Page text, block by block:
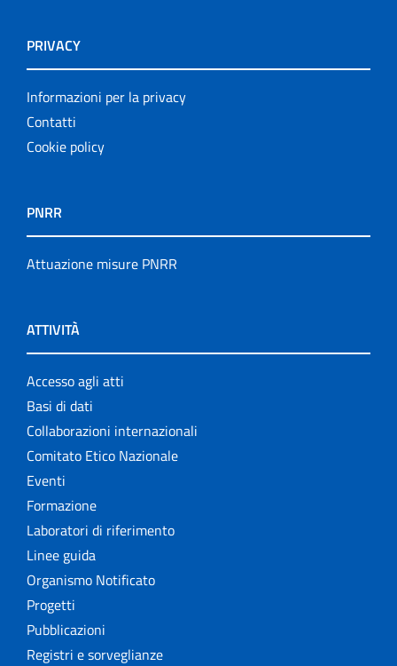
PRIVACY
Informazioni per la privacy
Contatti
Cookie policy
PNRR
Attuazione misure PNRR
ATTIVITÀ
Accesso agli atti
Basi di dati
Collaborazioni internazionali
Comitato Etico Nazionale
Eventi
Formazione
Laboratori di riferimento
Linee guida
Organismo Notificato
Progetti
Pubblicazioni
Registri e sorveglianze